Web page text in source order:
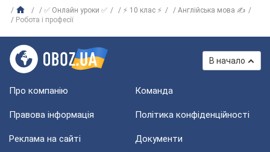
✅ Онлайн уроки ✅ ⚡ 10 клас ⚡
Англійська мова ✍
Робота і професії
В начало
Про компанію Команда
Правова інформація Політика конфіденційності
Реклама на сайті Документи